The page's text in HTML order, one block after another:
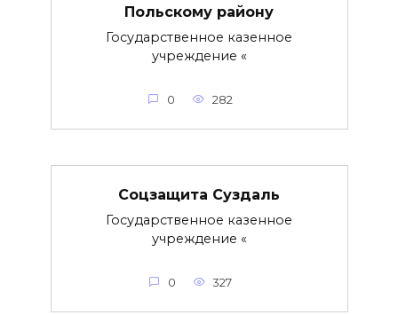
Польскому району
Государственное казенное
учреждение «
0 282
Соцзащита Суздаль
Государственное казенное
учреждение «
0 327